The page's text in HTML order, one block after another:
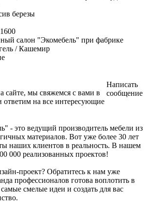
березы
салон "Экомебель" при фабрике
/ Кашемир
сайте, мы свяжемся с вами в
на все интересующие
Написать
сообщение
- это ведущий производитель мебели из
материалов. Вот уже более 30 лет
наших клиентов в реальность. В нашем
000 реализованных проектов!
проект? Обратитесь к нам уже
профессионалов готова воплотить в
смелые идеи и создать для вас